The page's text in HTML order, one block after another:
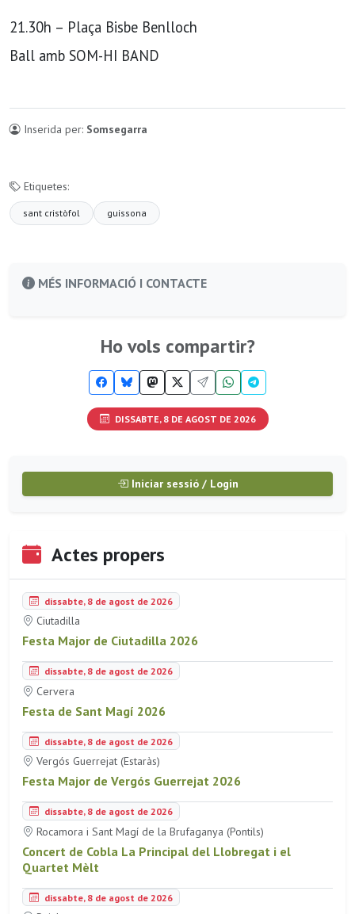
21.30h – Plaça Bisbe Benlloch
Ball amb SOM-HI BAND
Inserida per: Somsegarra
Etiquetes:
sant cristòfol guissona
MÉS INFORMACIÓ I CONTACTE
Ho vols compartir?
DISSABTE, 8 DE AGOST DE 2026
Iniciar sessió / Login
Actes propers
dissabte, 8 de agost de 2026
Ciutadilla
Festa Major de Ciutadilla 2026
dissabte, 8 de agost de 2026
Cervera
Festa de Sant Magí 2026
dissabte, 8 de agost de 2026
Vergós Guerrejat (Estaràs)
Festa Major de Vergós Guerrejat 2026
dissabte, 8 de agost de 2026
Rocamora i Sant Magí de la Brufaganya (Pontils)
Concert de Cobla La Principal del Llobregat i el
Quartet Mèlt
dissabte, 8 de agost de 2026